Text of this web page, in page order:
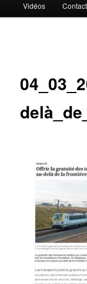
contenu
contenu
Vidéos Contact